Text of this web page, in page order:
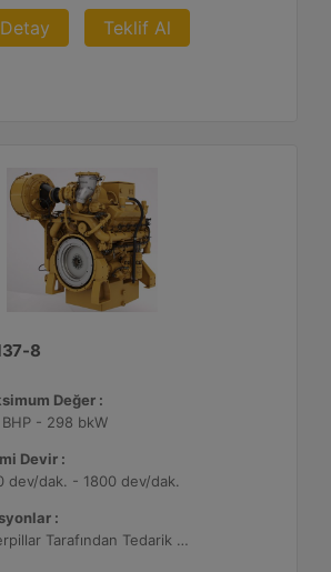
Detay Teklif Al
8
Değer :
- 298 bkW
Devir :
dev/dak. - 1800 dev/dak.
:
Caterpillar Tarafından Tedarik Edilen veya Müşteri Tarafından Sağlanan Atık Arıtma ile NSPS Saha Uyumluluğuna Sahiptir, %0,5 O2 Ayar Noktası